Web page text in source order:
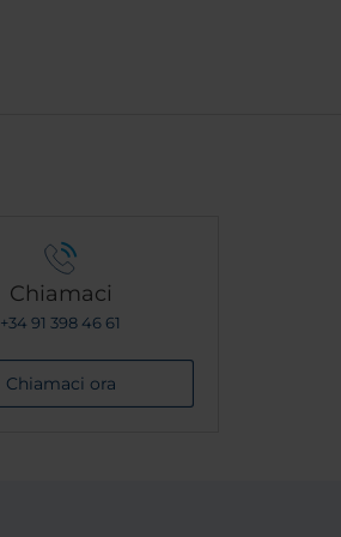
Chiamaci
+34 91 398 46 61
Chiamaci ora